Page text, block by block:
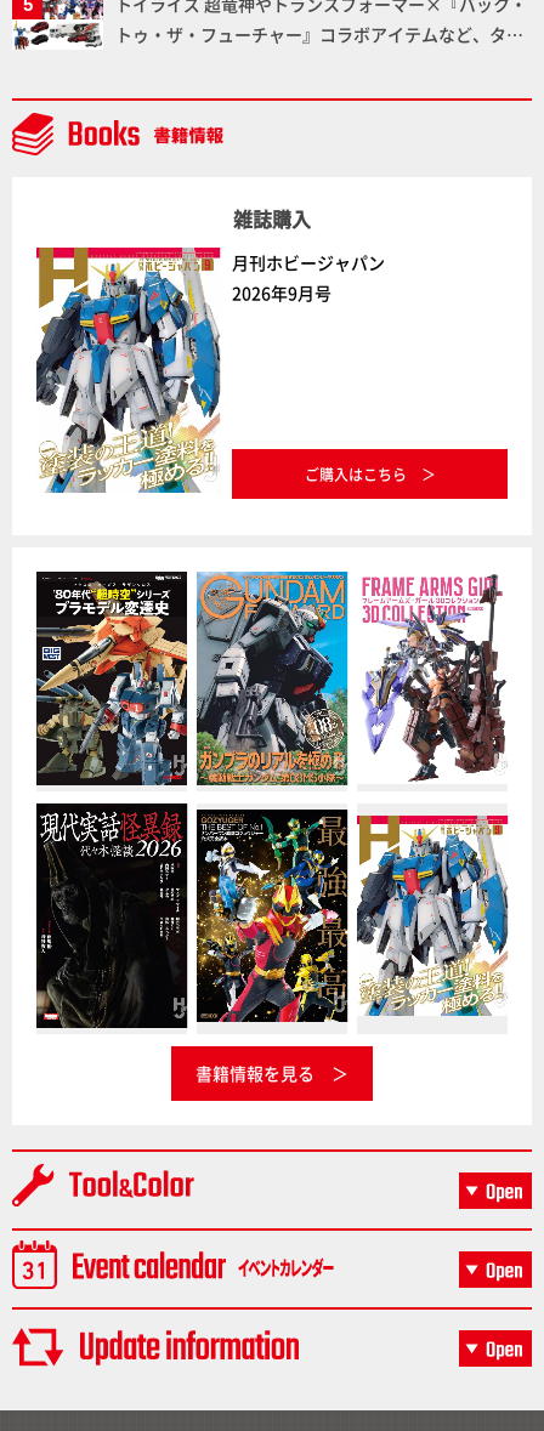
ダム】
トゥ・ザ・フューチャー』コラボアイテムなど、タカ
NEWITEM】
雑誌購入
月刊ホビージャパン
2026年9月号
ご購入はこちら
書籍情報を見る